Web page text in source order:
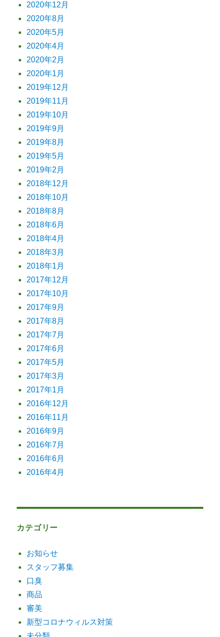
2020年12月
2020年8月
2020年5月
2020年4月
2020年2月
2020年1月
2019年12月
2019年11月
2019年10月
2019年9月
2019年8月
2019年5月
2019年2月
2018年12月
2018年10月
2018年8月
2018年6月
2018年4月
2018年3月
2018年1月
2017年12月
2017年10月
2017年9月
2017年8月
2017年7月
2017年6月
2017年5月
2017年3月
2017年1月
2016年12月
2016年11月
2016年9月
2016年7月
2016年6月
2016年4月
カテゴリー
お知らせ
スタッフ募集
口臭
商品
審美
新型コロナウィルス対策